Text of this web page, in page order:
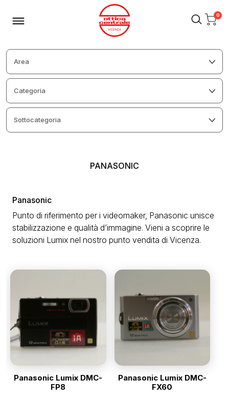
0
PANASONIC
Panasonic
Punto di riferimento per i videomaker, Panasonic unisce
stabilizzazione e qualità d’immagine. Vieni a scoprire le
soluzioni Lumix nel nostro punto vendita di Vicenza.
Panasonic Lumix DMC-
FP8
Panasonic Lumix DMC-
FX60